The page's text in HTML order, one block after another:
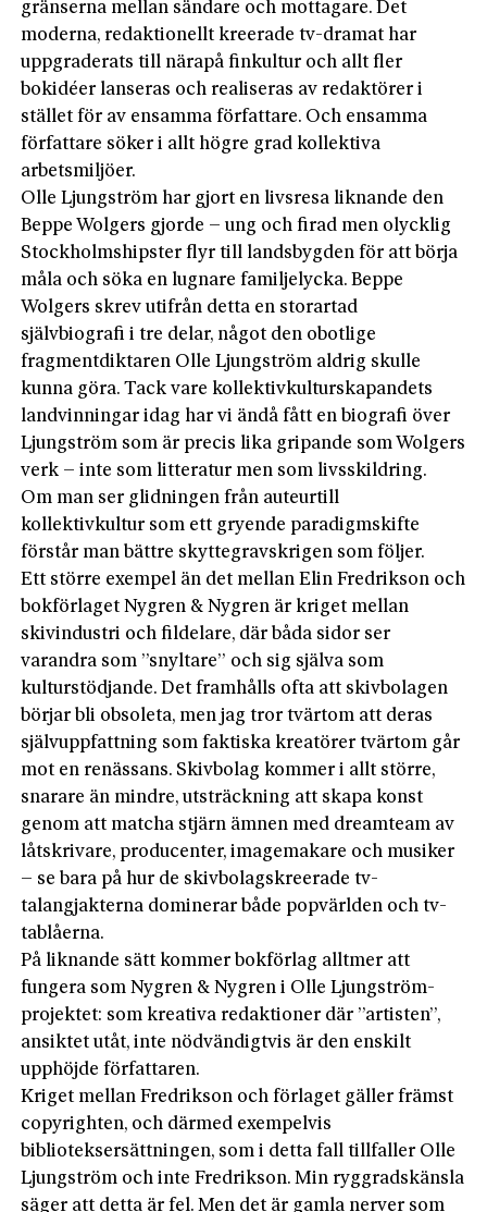
gränserna mellan sändare och mottagare. Det
moderna, redaktionellt kreerade tv-dramat har
uppgraderats till närapå finkultur och allt fler
bokidéer lanseras och realiseras av redaktörer i
stället för av ensamma författare. Och ensamma
författare söker i allt högre grad kollektiva
arbetsmiljöer.
Olle Ljungström har gjort en livsresa liknande den
Beppe Wolgers gjorde – ung och firad men olycklig
Stockholmshipster flyr till landsbygden för att börja
måla och söka en lugnare familjelycka. Beppe
Wolgers skrev utifrån detta en storartad
självbiografi i tre delar, något den obotlige
fragmentdiktaren Olle Ljungström aldrig skulle
kunna göra. Tack vare kollektivkulturskapandets
landvinningar idag har vi ändå fått en biografi över
Ljungström som är precis lika gripande som Wolgers
verk – inte som litteratur men som livsskildring.
Om man ser glidningen från auteurtill
kollektivkultur som ett gryende paradigmskifte
förstår man bättre skyttegravskrigen som följer.
Ett större exempel än det mellan Elin Fredrikson och
bokförlaget Nygren & Nygren är kriget mellan
skivindustri och fildelare, där båda sidor ser
varandra som ”snyltare” och sig själva som
kulturstödjande. Det framhålls ofta att skivbolagen
börjar bli obsoleta, men jag tror tvärtom att deras
självuppfattning som faktiska kreatörer tvärtom går
mot en renässans. Skivbolag kommer i allt större,
snarare än mindre, utsträckning att skapa konst
genom att matcha stjärn ämnen med dreamteam av
låtskrivare, producenter, imagemakare och musiker
– se bara på hur de skivbolagskreerade tv-
talangjakterna dominerar både popvärlden och tv-
tablåerna.
På liknande sätt kommer bokförlag alltmer att
fungera som Nygren & Nygren i Olle Ljungström-
projektet: som kreativa redaktioner där ”artisten”,
ansiktet utåt, inte nödvändigtvis är den enskilt
upphöjde författaren.
Kriget mellan Fredrikson och förlaget gäller främst
copyrighten, och därmed exempelvis
biblioteksersättningen, som i detta fall tillfaller Olle
Ljungström och inte Fredrikson. Min ryggradskänsla
säger att detta är fel. Men det är gamla nerver som